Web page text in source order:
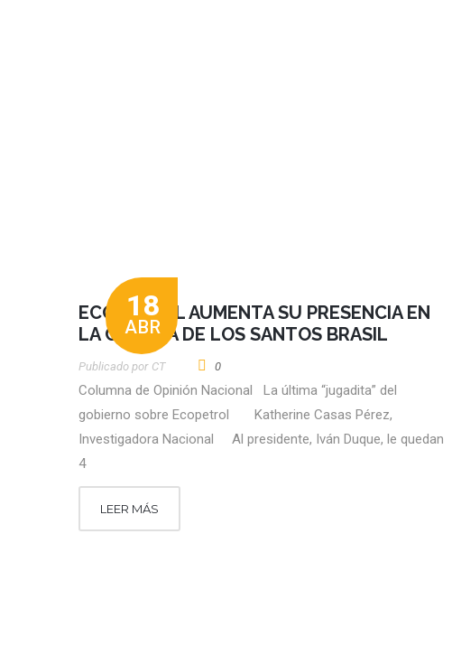
18
ABR
ECOPETROL AUMENTA SU PRESENCIA EN
LA CUENCA DE LOS SANTOS BRASIL
Publicado por CT 0
Columna de Opinión Nacional La última “jugadita” del
gobierno sobre Ecopetrol Katherine Casas Pérez,
Investigadora Nacional Al presidente, Iván Duque, le quedan
4
LEER MÁS